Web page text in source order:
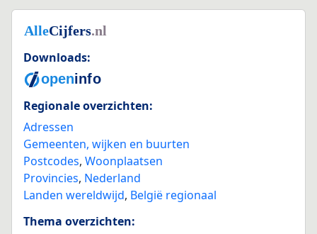
Downloads:
Regionale overzichten:
Adressen
Gemeenten, wijken en buurten
Postcodes, Woonplaatsen
Provincies, Nederland
Landen wereldwijd, België regionaal
Thema overzichten: